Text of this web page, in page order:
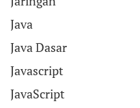
Java
Java Dasar
Javascript
JavaScript